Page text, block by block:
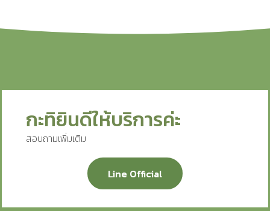
กะทิยินดีให้บริการค่ะ
สอบถามเพิ่มเติม
Line Official